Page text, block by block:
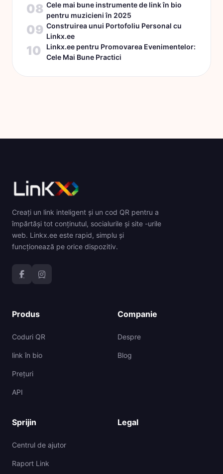
08 Cele mai bune instrumente de link în bio
pentru muzicieni în 2025
09 Construirea unui Portofoliu Personal cu
Linkx.ee
10
Linkx.ee pentru Promovarea Evenimentelor:
Cele Mai Bune Practici
Creați un link inteligent și un cod QR pentru a
împărtăși tot conținutul, socialurile și site -urile
web. Linkx.ee este rapid, simplu și
funcționează pe orice dispozitiv.
Produs
Coduri QR
link în bio
Prețuri
API
Companie
Despre
Blog
Sprijin
Centrul de ajutor
Raport Link
Legal